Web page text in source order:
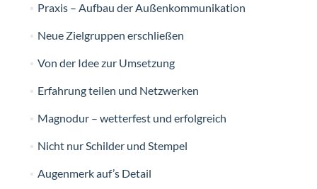
Praxis – Aufbau der Außenkommunikation
Neue Zielgruppen erschließen
Von der Idee zur Umsetzung
Erfahrung teilen und Netzwerken
Magnodur – wetterfest und erfolgreich
Nicht nur Schilder und Stempel
Augenmerk auf’s Detail